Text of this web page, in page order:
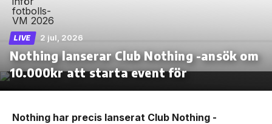
LIVE 2 jul, 2026
Nothing lanserar Club Nothing -ansök om
10.000kr att starta event för
Nothing har precis lanserat Club Nothing -